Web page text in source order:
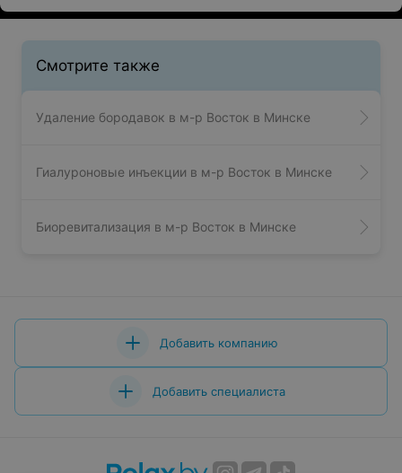
Смотрите также
Удаление бородавок в м-р Восток в Минске
Гиалуроновые инъекции в м-р Восток в Минске
Биоревитализация в м-р Восток в Минске
Добавить компанию
Добавить специалиста